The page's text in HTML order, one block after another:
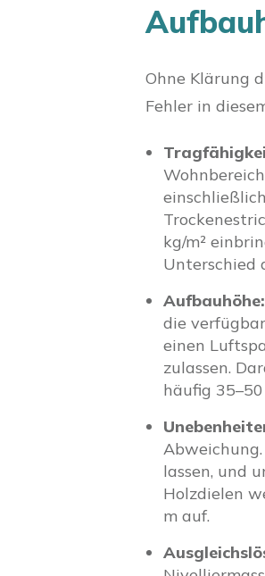
Ohne Klärung
Fehler in
kg/m²
Unterschied
Aufbauhöhe:
die
einen
zulassen.
häufig
lassen, und
Holzdielen
m auf.